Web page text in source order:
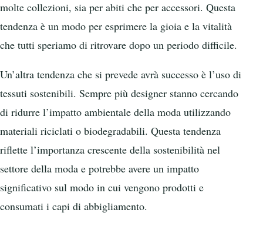
molte collezioni, sia per abiti che per accessori. Questa
tendenza è un modo per esprimere la gioia e la vitalità
che tutti speriamo di ritrovare dopo un periodo difficile.
Un’altra tendenza che si prevede avrà successo è l’uso di
tessuti sostenibili. Sempre più designer stanno cercando
di ridurre l’impatto ambientale della moda utilizzando
materiali riciclati o biodegradabili. Questa tendenza
riflette l’importanza crescente della sostenibilità nel
settore della moda e potrebbe avere un impatto
significativo sul modo in cui vengono prodotti e
consumati i capi di abbigliamento.